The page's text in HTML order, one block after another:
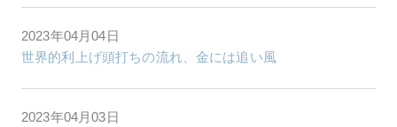
2023年04月04日
世界的利上げ頭打ちの流れ、金には追い風
2023年04月03日